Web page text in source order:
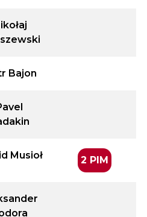
Bajon
Musioł 2 PIM